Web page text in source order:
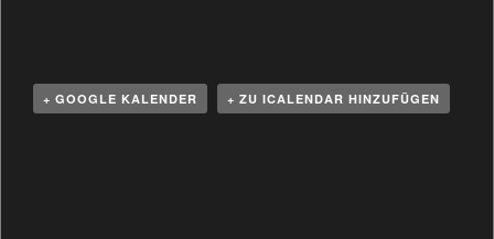
+ GOOGLE KALENDER + ZU ICALENDAR HINZUFÜGEN